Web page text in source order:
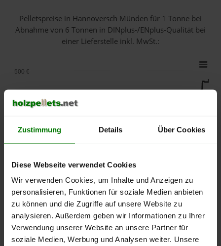
Zustimmung Details Über Cookies
Diese Webseite verwendet Cookies
Wir verwenden Cookies, um Inhalte und Anzeigen zu
personalisieren, Funktionen für soziale Medien anbieten
zu können und die Zugriffe auf unsere Website zu
analysieren. Außerdem geben wir Informationen zu Ihrer
Verwendung unserer Website an unsere Partner für
soziale Medien, Werbung und Analysen weiter. Unsere
Pelletspreise in Hannoversch Münden für 1 Tonne bei
Abnahmevon 6 Tonnen in DINplus-/ENplus-Qualität bei
einer Lieferstelle inkl. MwSt.:
lose Ware Sackware
September
Januar
Mai
250 €
300 €
400 €
450 €
500 €